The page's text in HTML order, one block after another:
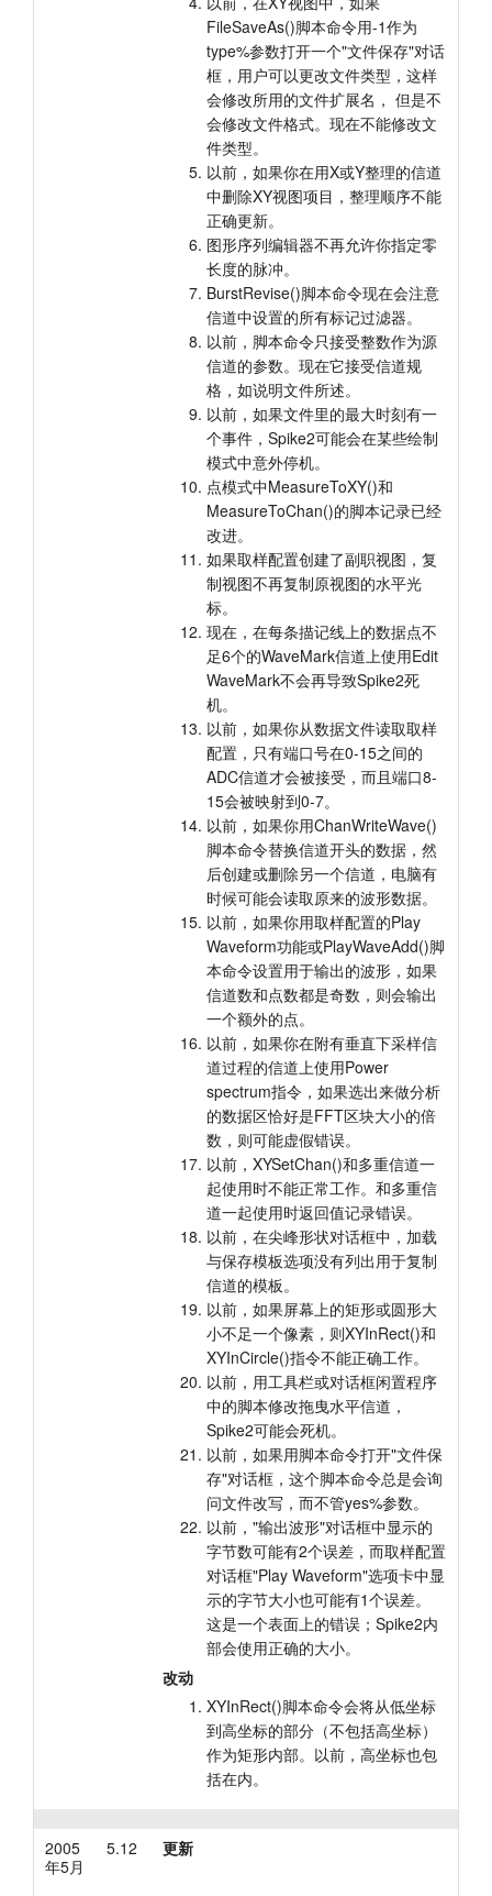
FileSaveAs()脚本命令用-1作为
type%参数打开一个"文件保存"对话
框，用户可以更改文件类型，这样
会修改所用的文件扩展名， 但是不
会修改文件格式。现在不能修改文
件类型。
以前，如果你在用X或Y整理的信道
中删除XY视图项目，整理顺序不能
正确更新。
图形序列编辑器不再允许你指定零
长度的脉冲。
BurstRevise()脚本命令现在会注意
信道中设置的所有标记过滤器。
以前，脚本命令只接受整数作为源
信道的参数。现在它接受信道规
格，如说明文件所述。
以前，如果文件里的最大时刻有一
个事件，Spike2可能会在某些绘制
模式中意外停机。
点模式中MeasureToXY()和
MeasureToChan()的脚本记录已经
改进。
如果取样配置创建了副职视图，复
制视图不再复制原视图的水平光
标。
现在，在每条描记线上的数据点不
足6个的WaveMark信道上使用Edit
WaveMark不会再导致Spike2死
机。
以前，如果你从数据文件读取取样
配置，只有端口号在0-15之间的
ADC信道才会被接受，而且端口8-
15会被映射到0-7。
以前，如果你用ChanWriteWave()
脚本命令替换信道开头的数据，然
后创建或删除另一个信道，电脑有
时候可能会读取原来的波形数据。
以前，如果你用取样配置的Play
Waveform功能或PlayWaveAdd()脚
本命令设置用于输出的波形，如果
信道数和点数都是奇数，则会输出
一个额外的点。
以前，如果你在附有垂直下采样信
道过程的信道上使用Power
spectrum指令，如果选出来做分析
的数据区恰好是FFT区块大小的倍
数，则可能虚假错误。
以前，XYSetChan()和多重信道一
起使用时不能正常工作。和多重信
道一起使用时返回值记录错误。
以前，在尖峰形状对话框中，加载
与保存模板选项没有列出用于复制
信道的模板。
以前，如果屏幕上的矩形或圆形大
小不足一个像素，则XYInRect()和
XYInCircle()指令不能正确工作。
以前，用工具栏或对话框闲置程序
中的脚本修改拖曳水平信道，
Spike2可能会死机。
以前，如果用脚本命令打开"文件保
存"对话框，这个脚本命令总是会询
问文件改写，而不管yes%参数。
以前，"输出波形"对话框中显示的
字节数可能有2个误差，而取样配置
对话框"Play Waveform"选项卡中显
示的字节大小也可能有1个误差。
这是一个表面上的错误；Spike2内
部会使用正确的大小。
改动
XYInRect()脚本命令会将从低坐标
到高坐标的部分（不包括高坐标）
作为矩形内部。以前，高坐标也包
括在内。
2005
年5月
5.12 更新